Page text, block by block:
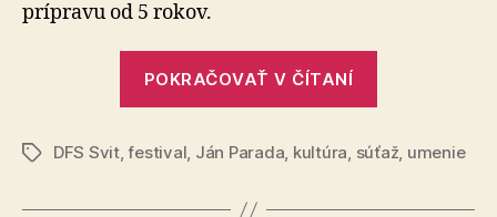
prípravu od 5 rokov.
POKRAČOVAŤ V ČÍTANÍ
ZnačkyDFS Svit,festival, Ján Parada, kultúra, súťaž, umenie